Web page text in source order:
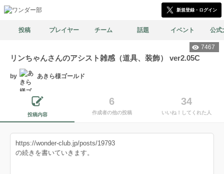
新規登録・ログイン
投稿 プレイヤー チーム 話題 イベント 公式
7467
リンちゃんさんのアシスト雑感（道具、装飾） ver2.05C
by あきら様ゴールド
投稿内容
6
作成者の他の投稿
34
いいね！してくれた人
https://wonder-club.jp/posts/19793
の続きを書いていきます。